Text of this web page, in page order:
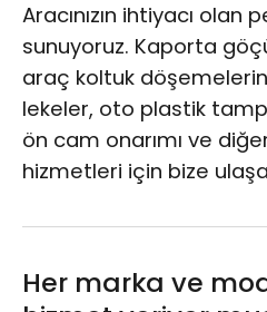
Aracınızın ihtiyacı olan
sunuyoruz. Kaporta
araç koltuk
lekeler, oto plastik
ön cam onarımı ve
hizmetleri için bize
Her marka ve